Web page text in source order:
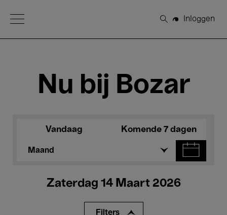
Open Menu
Zoeken
Inloggen
Nu bij Bozar
Vandaag Komende 7 dagen
Maand
Zaterdag 14 Maart 2026
Filters